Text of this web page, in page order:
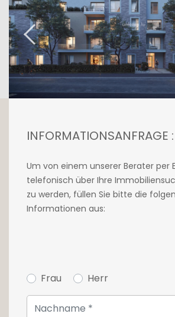
INFORMATIONSANFRAGE :
Um von einem unserer Berater per
telefonisch über Ihre
zu werden, füllen Sie bitte die
Informationen aus:
Frau Herr